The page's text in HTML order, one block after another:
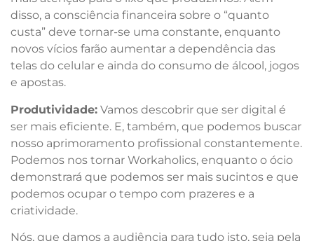
disso, a consciência financeira sobre o “quanto
custa” deve tornar-se uma constante, enquanto
novos vícios farão aumentar a dependência das
telas do celular e ainda do consumo de álcool, jogos
e apostas.
Produtividade: Vamos descobrir que ser digital é
ser mais eficiente. E, também, que podemos buscar
nosso aprimoramento profissional constantemente.
Podemos nos tornar Workaholics, enquanto o ócio
demonstrará que podemos ser mais sucintos e que
podemos ocupar o tempo com prazeres e a
criatividade.
Nós, que damos a audiência para tudo isto, seja pela